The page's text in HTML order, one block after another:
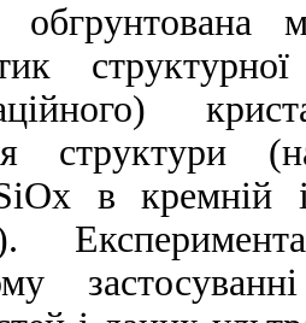
структури
в кремнiй